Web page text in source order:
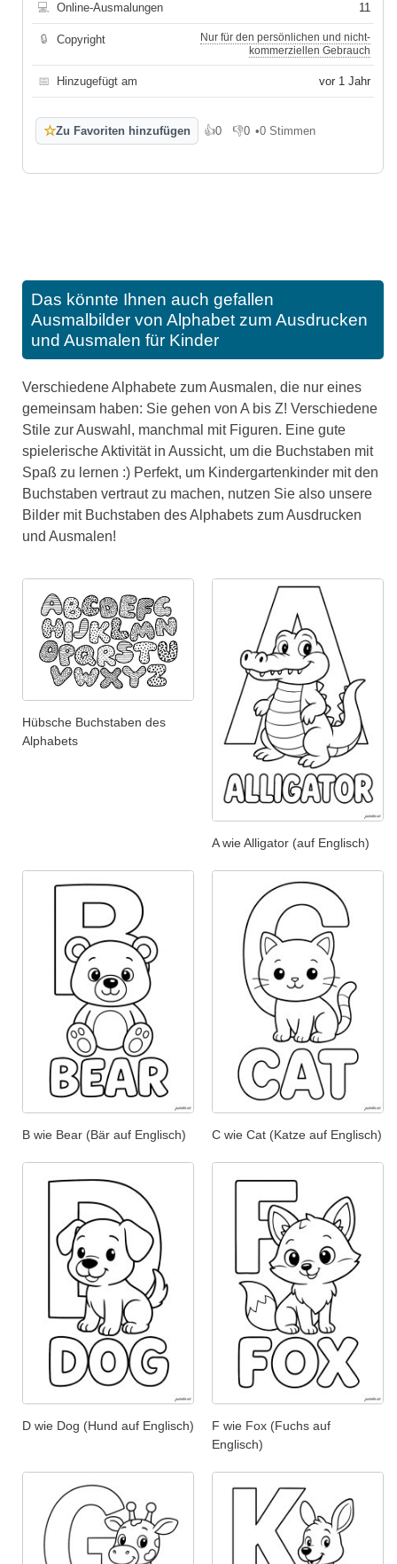
💻 Online-Ausmalungen 11
🔒 Copyright
Nur für den persönlichen und nicht-
kommerziellen Gebrauch
📅 Hinzugefügt am vor 1 Jahr
☆Zu Favoriten hinzufügen 👍0
Gefällt mir
👎0
Gefällt mir nicht
•0 Stimmen
Das könnte Ihnen auch gefallen
Ausmalbilder von Alphabet zum Ausdrucken
und Ausmalen für Kinder
Verschiedene Alphabete zum Ausmalen, die nur eines
gemeinsam haben: Sie gehen von A bis Z! Verschiedene
Stile zur Auswahl, manchmal mit Figuren. Eine gute
spielerische Aktivität in Aussicht, um die Buchstaben mit
Spaß zu lernen :) Perfekt, um Kindergartenkinder mit den
Buchstaben vertraut zu machen, nutzen Sie also unsere
Bilder mit Buchstaben des Alphabets zum Ausdrucken
und Ausmalen!
Hübsche Buchstaben des
Alphabets
A wie Alligator (auf Englisch)
B wie Bear (Bär auf Englisch) C wie Cat (Katze auf Englisch)
D wie Dog (Hund auf Englisch)
F wie Fox (Fuchs auf
Englisch)